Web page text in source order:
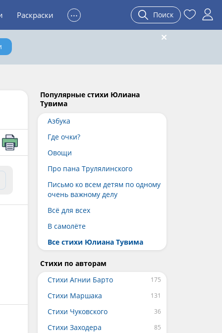
Раскраски ... Поиск
Популярные стихи Юлиана
Тувима
Азбука
Где очки?
Овощи
Про пана Трулялинского
Письмо ко всем детям по одному
очень важному делу
Всё для всех
В самолёте
Все стихи Юлиана Тувима
Стихи по авторам
Стихи Агнии Барто
Стихи Маршака
Стихи Чуковского
Стихи Заходера